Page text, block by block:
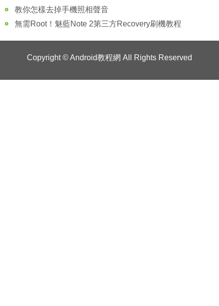
教你怎樣去掉手機照相聲音
無需Root！魅藍Note 2第三方Recovery刷機教程
Copyright ©Android教程網 All Rights Reserved